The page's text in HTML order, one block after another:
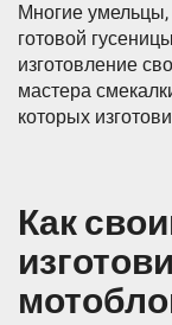
Многие умельцы,
готовой
изготовление
мастера
которых
Как